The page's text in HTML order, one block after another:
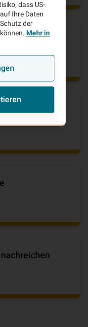
dass US-
Ihre Daten
der
Mehr in